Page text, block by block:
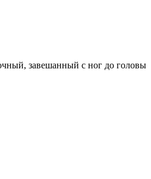
завешанный с ног до головы